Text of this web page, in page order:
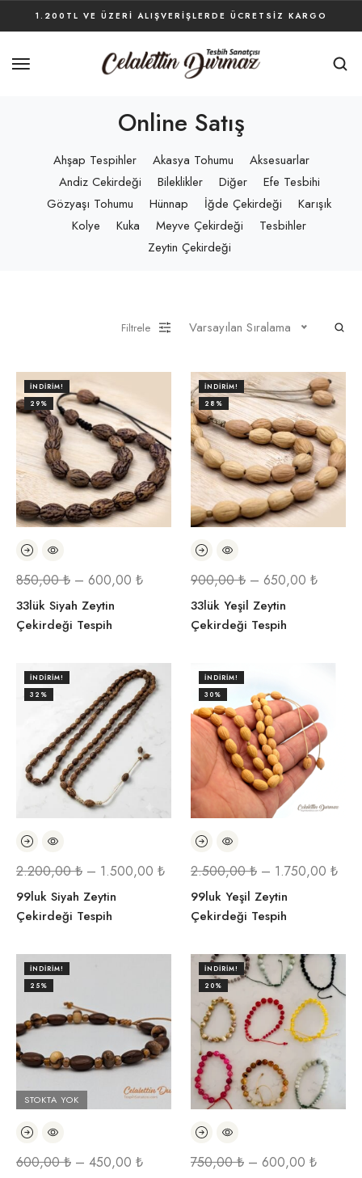
1.200TL VE ÜZERI ALIŞVERIŞLERDE ÜCRETSIZ KARGO
Online Satış
Ahşap Tespihler Akasya Tohumu
Aksesuarlar
Andiz Cekirdeği
Bileklikler Diğer
Efe Tesbihi
Gözyaşı Tohumu
Hünnap İğde Çekirdeği
Karışık
Kolye
Kuka Meyve Çekirdeği
Tesbihler
Zeytin Çekirdeği
Filtrele Varsayılan Sıralama
İNDIRIM!
29%
850,00₺ – 600,00 ₺
33lük Siyah Zeytin
Çekirdeği Tespih
İNDIRIM!
28%
900,00₺ – 650,00 ₺
33lük Yeşil Zeytin
Çekirdeği Tespih
İNDIRIM!
32%
2.200,00₺ – 1.500,00 ₺
99luk Siyah Zeytin
Çekirdeği Tespih
İNDIRIM!
30%
2.500,00₺ – 1.750,00 ₺
99luk Yeşil Zeytin
Çekirdeği Tespih
STOKTA YOK
İNDIRIM!
25%
600,00₺ – 450,00 ₺
İNDIRIM!
20%
750,00₺ – 600,00 ₺